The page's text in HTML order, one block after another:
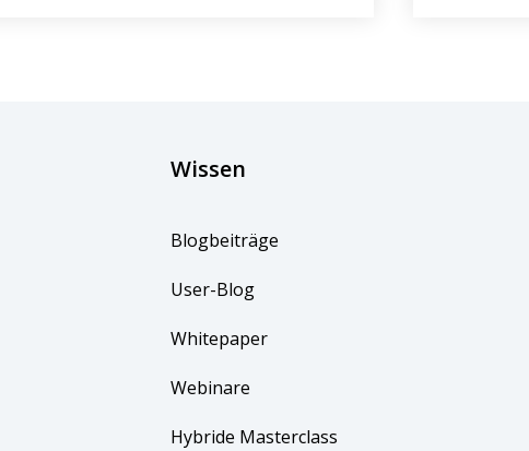
Wissen
Blogbeiträge
User-Blog
Whitepaper
Webinare
Hybride Masterclass